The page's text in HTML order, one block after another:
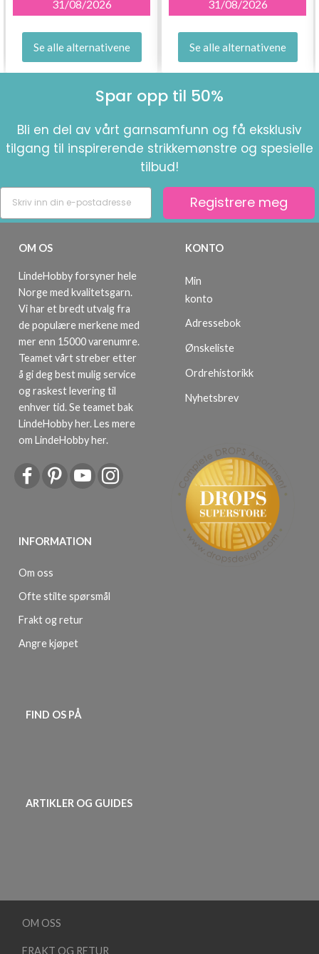
31/08/2026
Se alle alternativene
31/08/2026
Se alle alternativene
Spar opp til 50%
Bli en del av vårt garnsamfunn og få eksklusiv
tilgang til inspirerende strikkemønstre og spesielle
tilbud!
Registrere meg
OM OS
LindeHobby forsyner hele
Norge med kvalitetsgarn.
Vi har et bredt utvalg fra
de populære merkene med
mer enn 15000 varenumre.
Teamet vårt streber etter
å gi deg best mulig service
og raskest levering til
enhver tid. Se teamet bak
LindeHobby her.Les mere
om LindeHobby her.
INFORMATION
Om oss
Ofte stilte spørsmål
Frakt og retur
Angre kjøpet
KONTO
Min
konto
Adressebok
Ønskeliste
Ordrehistorikk
Nyhetsbrev
FIND OS PÅ
ARTIKLER OG GUIDES
OM OSS
FRAKT OG RETUR